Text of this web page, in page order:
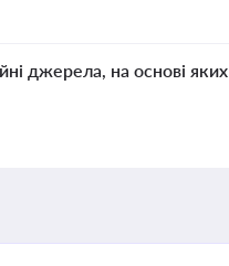
джерела, на основі яких